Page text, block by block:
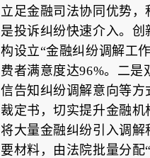
立足金融司法协同优势
是投诉纠纷快速介入。
构设立“金融纠纷调解工
费者满意度达96%。二
信告知纠纷调解意向等方
裁定书，切实提升金融
将大量金融纠纷引入调
要材料，由法院批量分